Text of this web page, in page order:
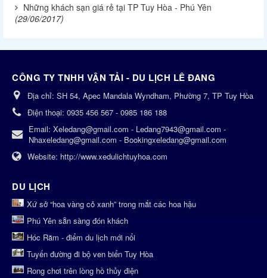
Những khách sạn giá rẻ tại TP Tuy Hòa - Phú Yên
(29/06/2017)
CÔNG TY TNHH VẬN TẢI - DU LỊCH LÊ ĐANG
Địa chỉ: SH 54, Apec Mandala Wyndham, Phường 7, TP Tuy Hòa
Điện thoại: 0935 456 567 - 0985 186 188
Email: Xeledang@gmail.com - Ledang7943@gmail.com -
Nhaxeledang@gmail.com - Bookingxeledang@gmail.com
Website: http://www.xedulichtuyhoa.com
DU LỊCH
Xứ sở “hoa vàng cỏ xanh” trong mắt các hoa hậu
Phú Yên sẵn sàng đón khách
Hóc Răm - điểm du lịch mới nổi
Tuyến đường đi bộ ven biển Tuy Hòa
Rong chơi trên lòng hồ thủy điện